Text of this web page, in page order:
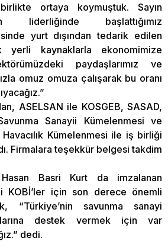
ortaya koymuştuk. Sayın
liderliğinde başlattığımız
yurt dışından tedarik edilen
yerli kaynaklarla ekonomimize
paydaşlarımız ve
omuz omuza çalışarak bu oranı
ASELSAN ile KOSGEB, SASAD,
Sanayii Kümelenmesi ve
Kümelenmesi ile iş birliği
Firmalara teşekkür belgesi takdim
Hasan Basri Kurt da imzalanan
KOBİ’ler için son derece önemli
“Türkiye’nin savunma sanayi
destek vermek için var
dedi.